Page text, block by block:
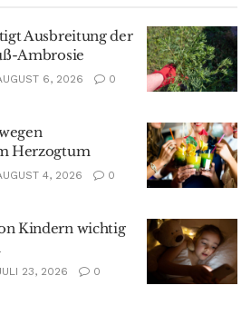
Ausbreitung der
Ambrosie
6, 2026
0
Herzogtum
4, 2026
0
Kindern wichtig
23, 2026
0